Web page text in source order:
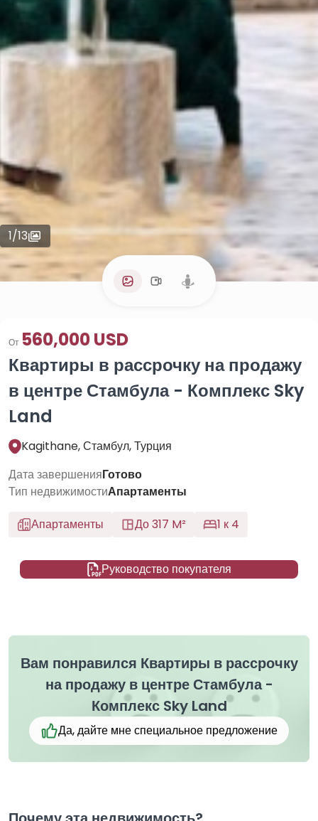
1/13
Квартиры в рассрочку на продажу
в центре Стамбула - Комплекс Sky
Land
От 560,000 USD
Kagithane, Стамбул, Турция
Дата завершенияГотово
Тип недвижимостиАпартаменты
Апартаменты
До 317 M² 1 к 4
Руководство покупателя
Вам понравился Квартиры в рассрочку
на продажу в центре Стамбула -
Комплекс Sky Land
Да, дайте мне специальное предложение